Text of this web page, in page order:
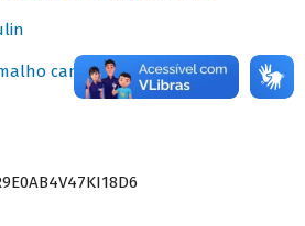
canta Dominguinhos